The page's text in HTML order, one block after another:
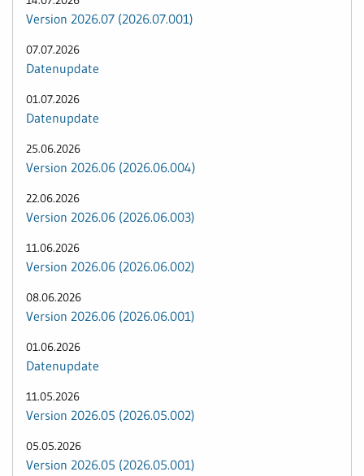
Version 2026.07 (2026.07.001)
07.07.2026
Datenupdate
01.07.2026
Datenupdate
25.06.2026
Version 2026.06 (2026.06.004)
22.06.2026
Version 2026.06 (2026.06.003)
11.06.2026
Version 2026.06 (2026.06.002)
08.06.2026
Version 2026.06 (2026.06.001)
01.06.2026
Datenupdate
11.05.2026
Version 2026.05 (2026.05.002)
05.05.2026
Version 2026.05 (2026.05.001)